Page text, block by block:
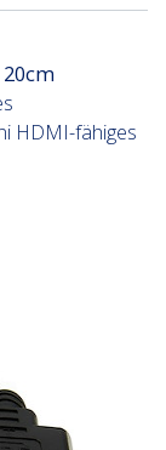
HDMI-fähiges